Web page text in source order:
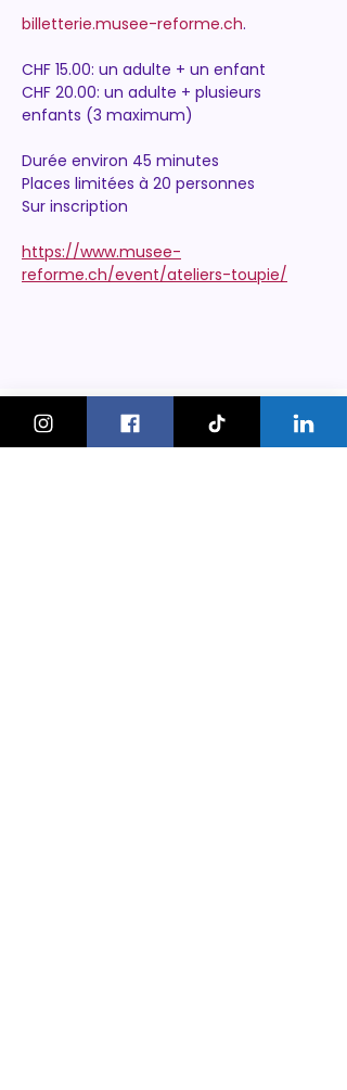
billetterie.musee-reforme.ch.
CHF 15.00: un adulte + un enfant
CHF 20.00: un adulte + plusieurs
enfants (3 maximum)
Durée environ 45 minutes
Places limitées à 20 personnes
Sur inscription
https://www.musee-
reforme.ch/event/ateliers-toupie/
KeskonfaitGVA